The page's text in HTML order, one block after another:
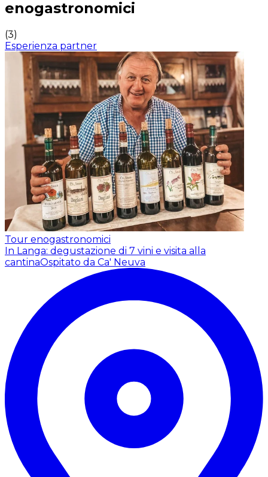
enogastronomici
(3)
Esperienza partner
Tour enogastronomici
In Langa: degustazione di 7 vini e visita alla
cantinaOspitato da Ca' Neuva